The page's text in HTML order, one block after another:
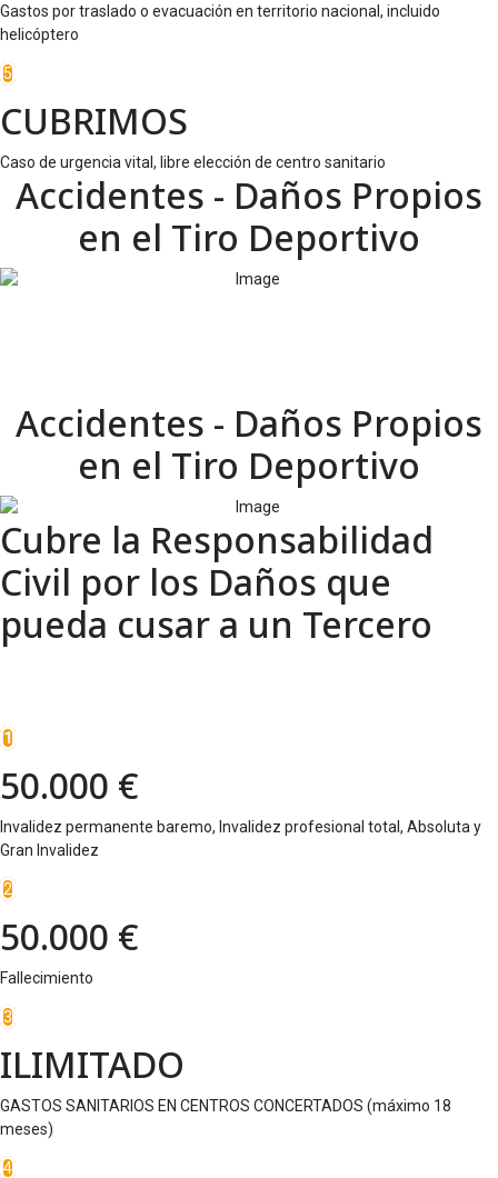
Gastos por traslado o evacuación en territorio nacional, incluido
helicóptero
5
CUBRIMOS
Caso de urgencia vital, libre elección de centro sanitario
Accidentes - Daños Propios
en el Tiro Deportivo
Accidentes - Daños Propios
en el Tiro Deportivo
Cubre la Responsabilidad
Civil por los Daños que
pueda cusar a un Tercero
1
50.000 €
Invalidez permanente baremo, Invalidez profesional total, Absoluta y
Gran Invalidez
2
50.000 €
Fallecimiento
3
ILIMITADO
GASTOS SANITARIOS EN CENTROS CONCERTADOS (máximo 18
meses)
4